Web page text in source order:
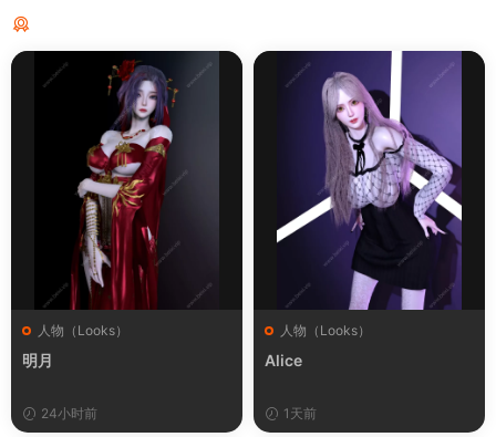
人物（Looks）
明月
24小时前
人物（Looks）
Alice
1天前